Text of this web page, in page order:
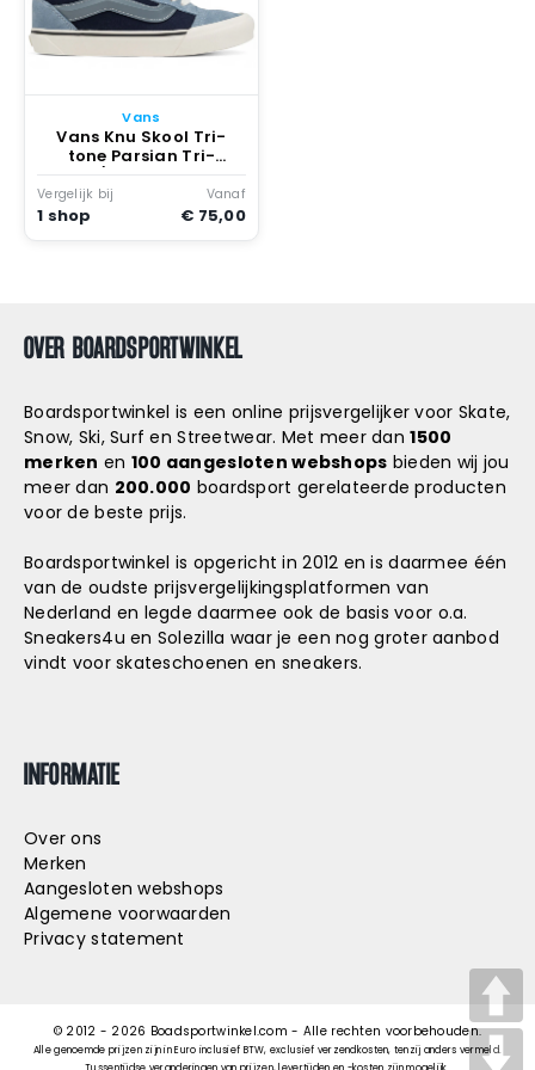
Vans
Vans Knu Skool Tri-
tone Parsian Tri-
tone/parsian Night
Vergelijk bij
1 shop
Vanaf
€ 75,00
OVER BOARDSPORTWINKEL
Boardsportwinkel is een online prijsvergelijker voor Skate,
Snow, Ski, Surf en Streetwear. Met meer dan1500
merken en 100 aangesloten webshops bieden wij jou
meer dan 200.000 boardsport gerelateerde producten
voor de beste prijs.
Boardsportwinkel is opgericht in 2012 en is daarmee één
van de oudste prijsvergelijkingsplatformen van
Nederland en legde daarmee ook de basis voor o.a.
Sneakers4u en Solezilla waar je een nog groter aanbod
vindt voor skateschoenen en sneakers.
INFORMATIE
Over ons
Merken
Aangesloten webshops
Algemene voorwaarden
Privacy statement
© 2012 - 2026 Boadsportwinkel.com - Alle rechten voorbehouden.
Alle genoemde prijzen zijn in Euro inclusief BTW, exclusief verzendkosten, tenzij anders vermeld.